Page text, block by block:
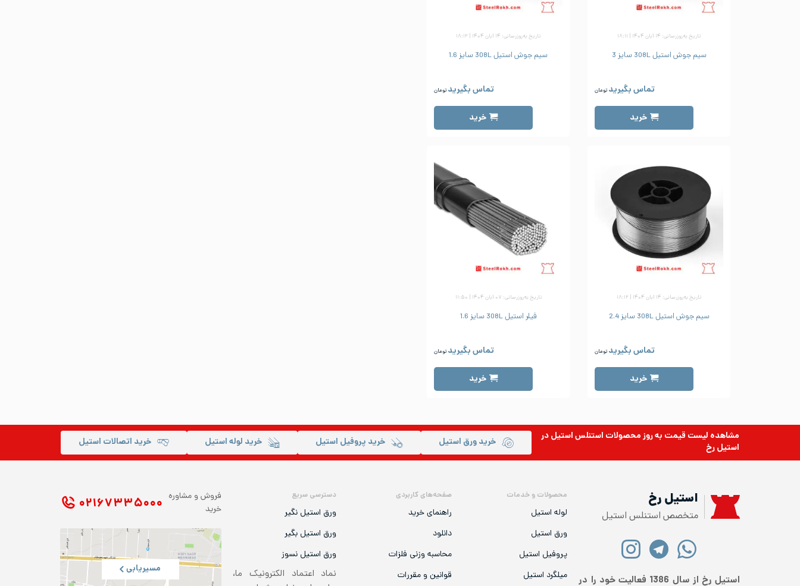
تاریخ به‌روزرسانی: ۱۴ آبان ۱۴۰۴ | ۱۸:۱۱
سیم جوش استیل 308L سایز 3
تماس بگیرید تومان
خرید
تاریخ به‌روزرسانی: ۱۴ آبان ۱۴۰۴ | ۱۸:۱۲
سیم جوش استیل 308L سایز 1.6
تماس بگیرید تومان
خرید
تاریخ به‌روزرسانی: ۱۴ آبان ۱۴۰۴ | ۱۸:۱۲
سیم جوش استیل 308L سایز 2.4
تماس بگیرید تومان
خرید
تاریخ به‌روزرسانی: ۰۷ آبان ۱۴۰۴ | ۱۱:۵۰
فیلر استیل 308L سایز 1.6
تماس بگیرید تومان
خرید
مشاهده لیست قیمت به روزمحصولات استنلس استیلدر
استیل رخ
خرید ورق استیل خرید پروفیل استیل خرید لوله استیل خرید اتصالات استیل
استیل رخ
متخصص استنلس استیل
استیل رخ از سال 1386 فعالیت خود را در
محصولات و خدمات
لوله استیل
ورق استیل
پروفیل استیل
میلگرد استیل
صفحه‌های کاربردی
راهنمای خرید
دانلود
محاسبه وزنی فلزات
قوانین و مقررات
دسترسی سریع
ورق استیل نگیر
ورق استیل بگیر
ورق استیل نسوز
نماد اعتماد الکترونیک ما،
فروش و مشاوره
خرید
۰۲۱ ۶۷۳۳۵۰۰۰
مسیریابی